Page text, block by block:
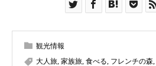
観光情報
大人旅, 家族旅, 食べる, フレンチの森,